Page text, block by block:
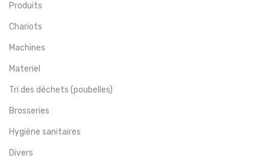
Produits
Chariots
Machines
Materiel
Tri des déchets (poubelles)
Brosseries
Hygiène sanitaires
Divers